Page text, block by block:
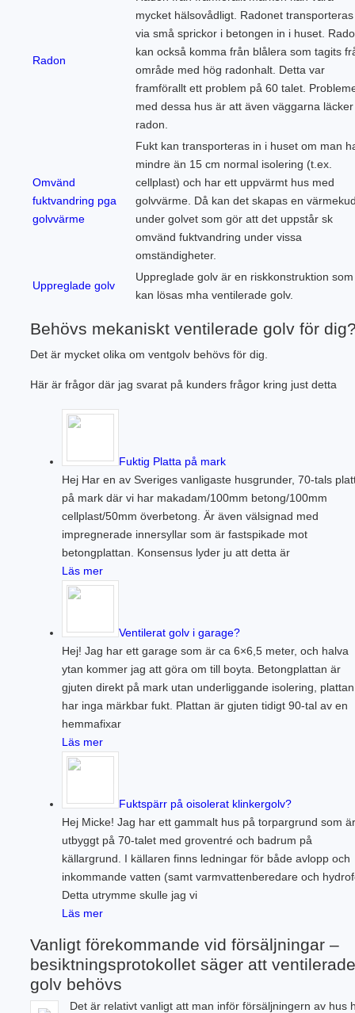
Radon
mycket hälsovådligt. Radonet transporteras
via små sprickor i betongen in i huset.
kan också komma från blålera som tagits
område med hög radonhalt. Detta var
framförallt ett problem på 60 talet.
med dessa hus är att även väggarna läcker
radon.
Omvänd
fuktvandring pga
golvvärme
Fukt kan transporteras in i huset om man
mindre än 15 cm normal isolering (t.ex.
cellplast) och har ett uppvärmt hus med
golvvärme. Då kan det skapas en
under golvet som gör att det uppstår sk
omvänd fuktvandring under vissa
omständigheter.
Uppreglade golv
Uppreglade golv är en riskkonstruktion som
kan lösas mha ventilerade golv.
Behövs mekaniskt ventilerade golv för
Det är mycket olika om ventgolv behövs för dig.
Här är frågor där jag svarat på kunders frågor kring just detta
Fuktig Platta på mark
Hej Har en av Sveriges vanligaste husgrunder, 70-tals
på mark där vi har makadam/100mm betong/100mm
cellplast/50mm överbetong. Är även välsignad med
impregnerade innersyllar som är fastspikade mot
betongplattan. Konsensus lyder ju att detta är
Läs mer
Ventilerat golv i garage?
Hej! Jag har ett garage som är ca 6×6,5 meter, och halva
ytan kommer jag att göra om till boyta. Betongplattan är
gjuten direkt på mark utan underliggande isolering, plattan
har inga märkbar fukt. Plattan är gjuten tidigt 90-tal av en
hemmafixar
Läs mer
Fuktspärr på oisolerat klinkergolv?
Hej Micke! Jag har ett gammalt hus på torpargrund som är
utbyggt på 70-talet med groventré och badrum på
källargrund. I källaren finns ledningar för både avlopp och
inkommande vatten (samt varmvattenberedare och
Detta utrymme skulle jag vi
Läs mer
Vanligt förekommande vid försäljningar –
besiktningsprotokollet säger att ventilerade
golv behövs
Det är relativt vanligt att man inför försäljningern av hus